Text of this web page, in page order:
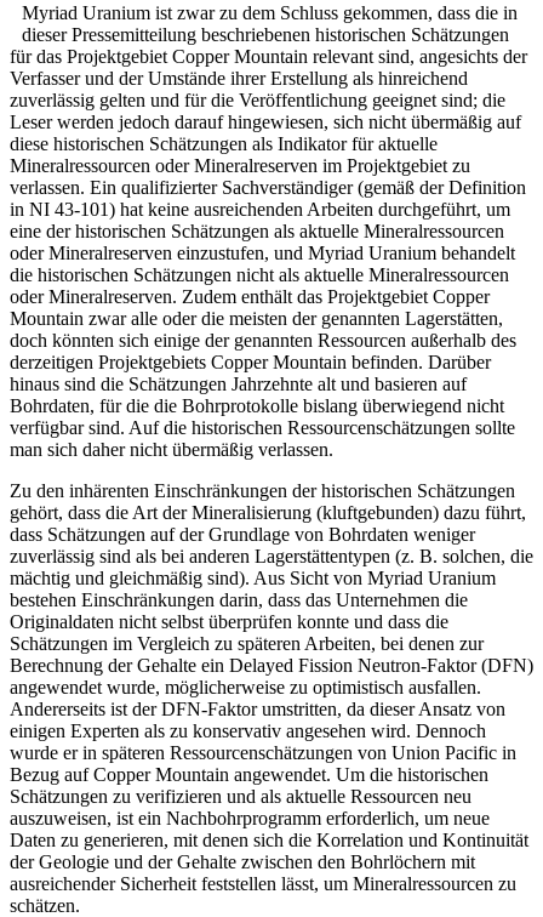
Myriad Uranium ist zwar zu dem Schluss gekommen, dass die in
dieser Pressemitteilung beschriebenen historischen Schätzungen
für das Projektgebiet Copper Mountain relevant sind, angesichts der
Verfasser und der Umstände ihrer Erstellung als hinreichend
zuverlässig gelten und für die Veröffentlichung geeignet sind; die
Leser werden jedoch darauf hingewiesen, sich nicht übermäßig auf
diese historischen Schätzungen als Indikator für aktuelle
Mineralressourcen oder Mineralreserven im Projektgebiet zu
verlassen. Ein qualifizierter Sachverständiger (gemäß der Definition
in NI 43-101) hat keine ausreichenden Arbeiten durchgeführt, um
eine der historischen Schätzungen als aktuelle Mineralressourcen
oder Mineralreserven einzustufen, und Myriad Uranium behandelt
die historischen Schätzungen nicht als aktuelle Mineralressourcen
oder Mineralreserven. Zudem enthält das Projektgebiet Copper
Mountain zwar alle oder die meisten der genannten Lagerstätten,
doch könnten sich einige der genannten Ressourcen außerhalb des
derzeitigen Projektgebiets Copper Mountain befinden. Darüber
hinaus sind die Schätzungen Jahrzehnte alt und basieren auf
Bohrdaten, für die die Bohrprotokolle bislang überwiegend nicht
verfügbar sind. Auf die historischen Ressourcenschätzungen sollte
man sich daher nicht übermäßig verlassen.
Zu den inhärenten Einschränkungen der historischen Schätzungen
gehört, dass die Art der Mineralisierung (kluftgebunden) dazu führt,
dass Schätzungen auf der Grundlage von Bohrdaten weniger
zuverlässig sind als bei anderen Lagerstättentypen (z. B. solchen, die
mächtig und gleichmäßig sind). Aus Sicht von Myriad Uranium
bestehen Einschränkungen darin, dass das Unternehmen die
Originaldaten nicht selbst überprüfen konnte und dass die
Schätzungen im Vergleich zu späteren Arbeiten, bei denen zur
Berechnung der Gehalte ein Delayed Fission Neutron-Faktor (DFN)
angewendet wurde, möglicherweise zu optimistisch ausfallen.
Andererseits ist der DFN-Faktor umstritten, da dieser Ansatz von
einigen Experten als zu konservativ angesehen wird. Dennoch
wurde er in späteren Ressourcenschätzungen von Union Pacific in
Bezug auf Copper Mountain angewendet. Um die historischen
Schätzungen zu verifizieren und als aktuelle Ressourcen neu
auszuweisen, ist ein Nachbohrprogramm erforderlich, um neue
Daten zu generieren, mit denen sich die Korrelation und Kontinuität
der Geologie und der Gehalte zwischen den Bohrlöchern mit
ausreichender Sicherheit feststellen lässt, um Mineralressourcen zu
schätzen.